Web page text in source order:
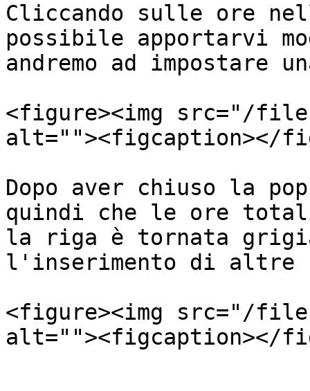
Cliccando sulle ore
possibile apportarvi
andremo ad impostare
<figure><img src="/
alt=""><figcaption></
Dopo aver chiuso la
quindi che le ore
la riga è tornata
l'inserimento di altre
<figure><img src="/
alt=""><figcaption></